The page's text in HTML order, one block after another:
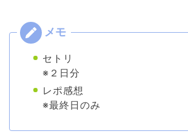
セトリ
※２日分
レポ感想
※最終日のみ